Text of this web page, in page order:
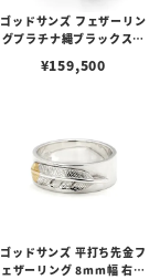
ゴッドサンズ フェザーリン
グプラチナ縄ブラックスタ
¥159,500
ゴッドサンズ 平打ち先金フ
ェザーリング 8mm幅 右向